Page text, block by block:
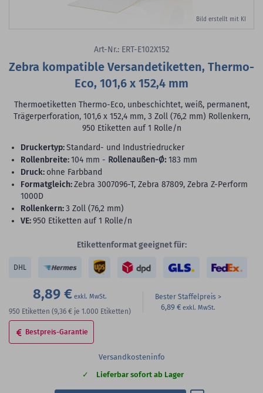
Bild erstellt mit KI
Art-Nr.: ERT-E102X152
Zebra kompatible Versandetiketten, Thermo-
Eco, 101,6 x 152,4 mm
Thermoetiketten Thermo-Eco, unbeschichtet, weiß, permanent,
Trägerperforation, 101,6 x 152,4 mm, 3 Zoll (76,2 mm) Rollenkern,
950 Etiketten auf 1 Rolle/n
Druckertyp:Standard- und Industriedrucker
Rollenbreite:104 mm - Rollenaußen-Ø: 183 mm
Druck: ohne Farbband
Formatgleich:Zebra 3007096-T, Zebra 87809, Zebra Z-Perform
1000D
Rollenkern:3 Zoll (76,2 mm)
VE:950 Etiketten auf 1 Rolle/n
Etikettenformat geeignet für:
DHL
8,89 €
950 Etiketten (9,36 € je 1.000 Etiketten)
Bester Staffelpreis
6,89 €
Bestpreis-Garantie
Versandkosteninfo
Lieferbar sofort ab Lager